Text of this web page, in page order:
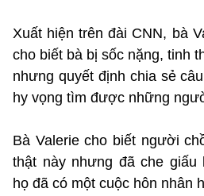
Xuất hiện trên đài CNN, bà
cho biết bà bị sốc nặng, tinh
nhưng quyết định chia sẻ
hy vọng tìm được những
Bà Valerie cho biết người
thật này nhưng đã che giấu
họ đã có một cuộc hôn nhân